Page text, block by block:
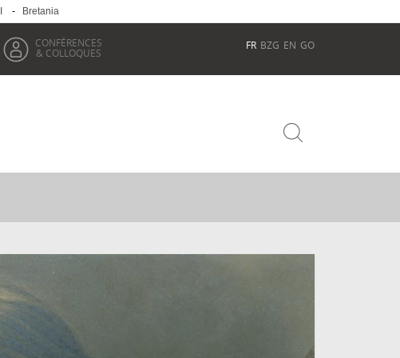
- Bretania
CONFÉRENCES
& COLLOQUES
FR BZG EN GO